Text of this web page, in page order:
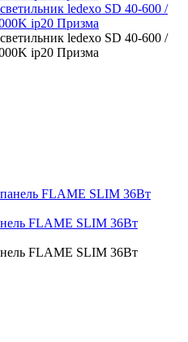
ledexo SD 40-600 /
ip20 Призма
ledexo SD 40-600 /
ip20 Призма
FLAME SLIM 36Вт
FLAME SLIM 36Вт